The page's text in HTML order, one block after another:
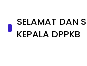
SELAMAT DAN
KEPALA DPPKB